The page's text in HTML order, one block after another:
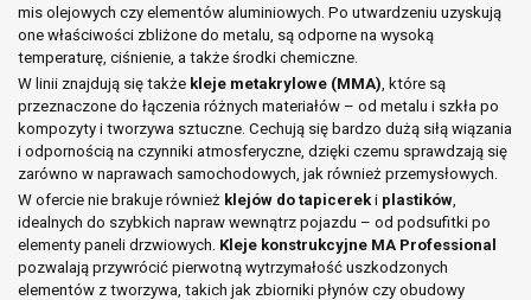
mis olejowych czy elementów aluminiowych. Po utwardzeniu uzyskują
one właściwości zbliżone do metalu, są odporne na wysoką
temperaturę, ciśnienie, a także środki chemiczne.
W linii znajdują się także kleje metakrylowe (MMA) , które są
przeznaczone do łączenia różnych materiałów – od metalu i szkła po
kompozyty i tworzywa sztuczne. Cechują się bardzo dużą siłą wiązania
i odpornością na czynniki atmosferyczne, dzięki czemu sprawdzają się
zarówno w naprawach samochodowych, jak również przemysłowych.
W ofercie nie brakuje również klejów do tapicerek i plastików
idealnych do szybkich napraw wewnątrz pojazdu – od podsufitki po
elementy paneli drzwiowych. Kleje konstrukcyjne MA Professional
pozwalają przywrócić pierwotną wytrzymałość uszkodzonych
elementów z tworzywa, takich jak zbiorniki płynów czy obudowy